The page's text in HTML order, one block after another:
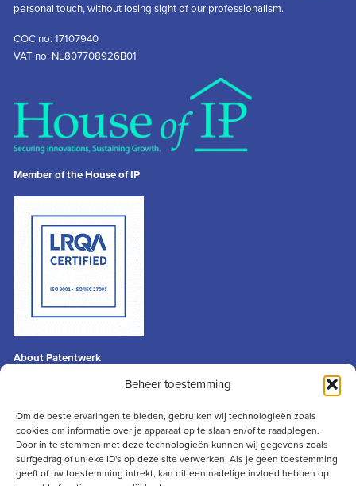
Beheer toestemming
Om de beste ervaringen te bieden, gebruiken wij technologieën zoals
cookies om informatie over je apparaat op te slaan en/of te raadplegen.
Door in te stemmen met deze technologieën kunnen wij gegevens zoals
surfgedrag of unieke ID's op deze site verwerken. Als je geen toestemming
geeft of uw toestemming intrekt, kan dit een nadelige invloed hebben op
personal touch, without losing sight of our professionalism.
COC no: 17107940
VAT no: NL807708926B01
Member of the House of IP
About Patentwerk
Disclaimer
Contact
info@patentwerk.nl
+31 (0)73 691 13 50